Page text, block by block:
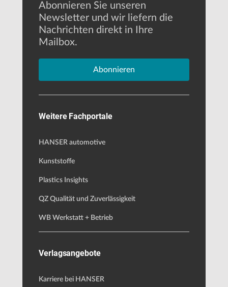
Abonnieren Sie unseren
Newsletter und wir liefern die
Nachrichten direkt in Ihre
Mailbox.
Abonnieren
Weitere Fachportale
HANSER automotive
Kunststoffe
Plastics Insights
QZ Qualität und Zuverlässigkeit
WB Werkstatt + Betrieb
Verlagsangebote
Karriere bei HANSER